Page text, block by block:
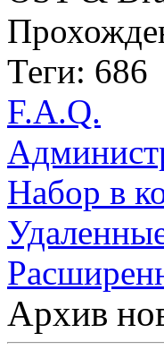
Теги: 686
F.A.Q.
Набор в
Архив